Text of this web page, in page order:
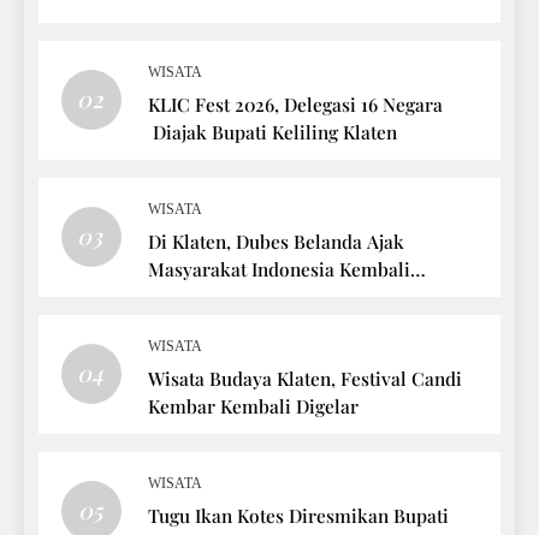
02
WISATA
KLIC Fest 2026, Delegasi 16 Negara
Diajak Bupati Keliling Klaten
03
WISATA
Di Klaten, Dubes Belanda Ajak
Masyarakat Indonesia Kembali
04
WISATA
Wisata Budaya Klaten, Festival Candi
Kembar Kembali Digelar
05
WISATA
Tugu Ikan Kotes Diresmikan Bupati